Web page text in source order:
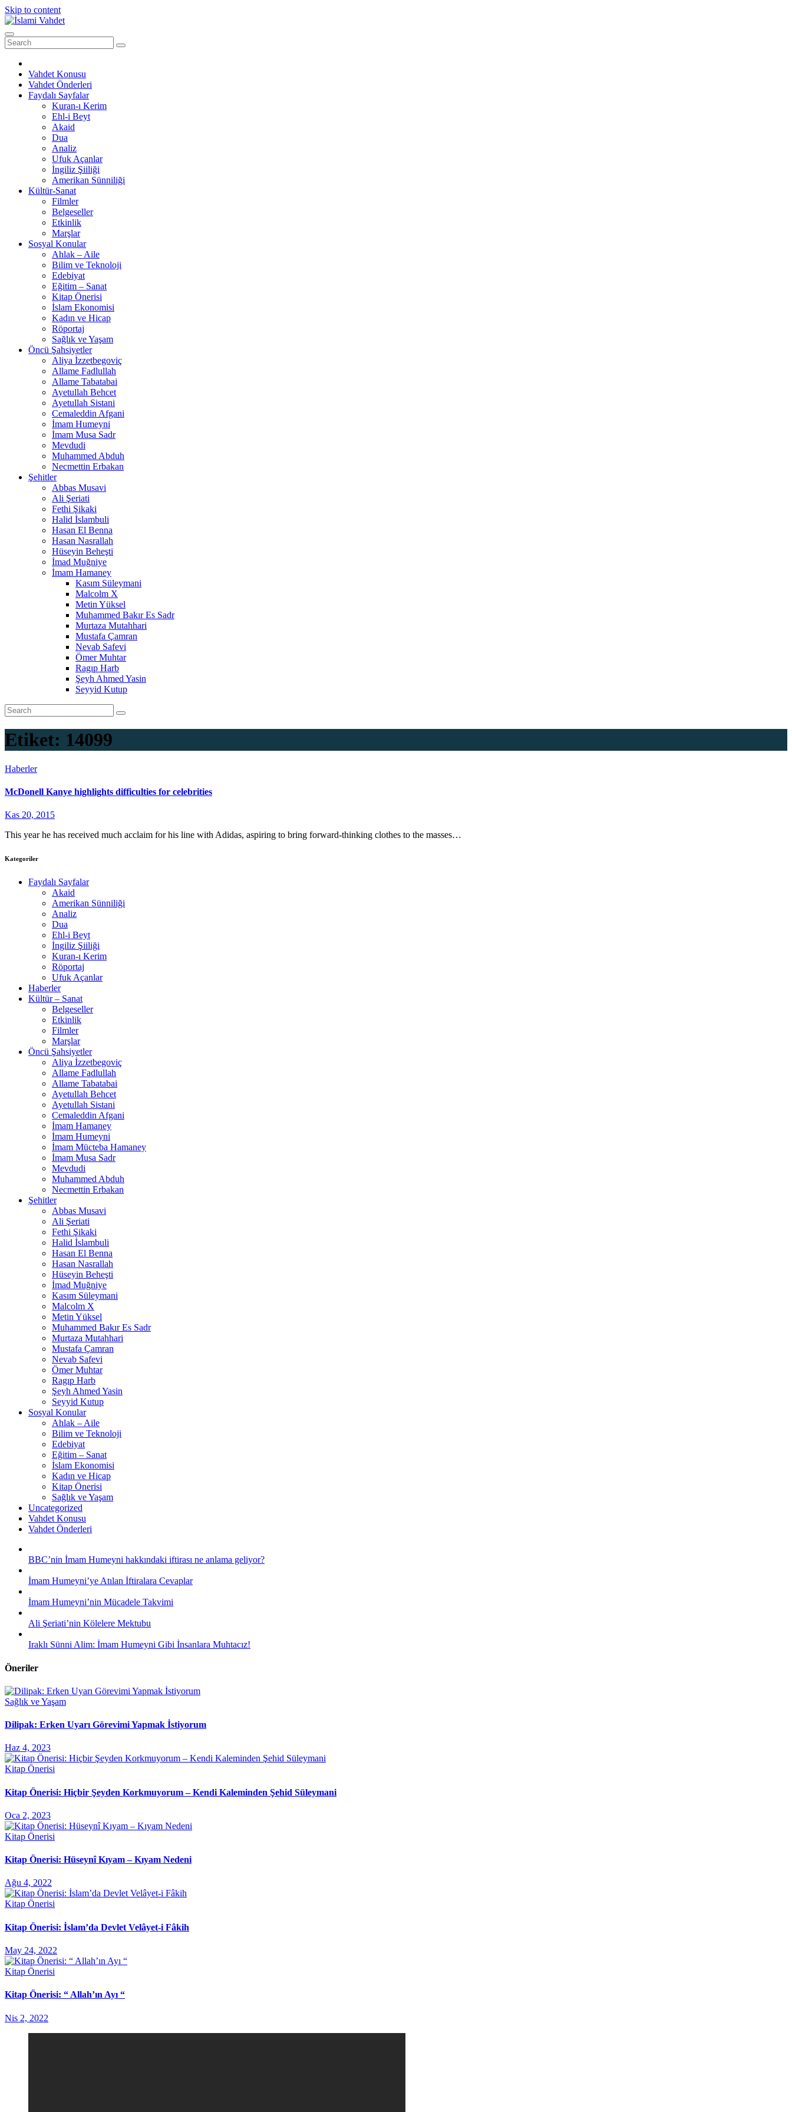
Skip to content
Vahdet Konusu
Vahdet Önderleri
Faydalı Sayfalar
Kuran-ı Kerim
Ehl-i Beyt
Akaid
Dua
Analiz
Ufuk Açanlar
İngiliz Şiiliği
Amerikan Sünniliği
Kültür-Sanat
Filmler
Belgeseller
Etkinlik
Marşlar
Sosyal Konular
Ahlak – Aile
Bilim ve Teknoloji
Edebiyat
Eğitim – Sanat
Kitap Önerisi
İslam Ekonomisi
Kadın ve Hicap
Röportaj
Sağlık ve Yaşam
Öncü Şahsiyetler
Aliya İzzetbegoviç
Allame Fadlullah
Allame Tabatabai
Ayetullah Behcet
Ayetullah Sistani
Cemaleddin Afgani
İmam Humeyni
İmam Musa Sadr
Mevdudi
Muhammed Abduh
Necmettin Erbakan
Şehitler
Abbas Musavi
Ali Şeriati
Fethi Şikaki
Halid İslambuli
Hasan El Benna
Hasan Nasrallah
Hüseyin Beheşti
İmad Muğniye
İmam Hamaney
Kasım Süleymani
Malcolm X
Metin Yüksel
Muhammed Bakır Es Sadr
Murtaza Mutahhari
Mustafa Çamran
Nevab Safevi
Ömer Muhtar
Ragıp Harb
Şeyh Ahmed Yasin
Seyyid Kutup
Etiket: 14099
Haberler
McDonell Kanye highlights difficulties for celebrities
Kas 20, 2015
This year he has received much acclaim for his line with Adidas, aspiring to bring forward-thinking clothes to the masses…
Kategoriler
Faydalı Sayfalar
Akaid
Amerikan Sünniliği
Analiz
Dua
Ehl-i Beyt
İngiliz Şiiliği
Kuran-ı Kerim
Röportaj
Ufuk Açanlar
Haberler
Kültür – Sanat
Belgeseller
Etkinlik
Filmler
Marşlar
Öncü Şahsiyetler
Aliya İzzetbegoviç
Allame Fadlullah
Allame Tabatabai
Ayetullah Behcet
Ayetullah Sistani
Cemaleddin Afgani
İmam Hamaney
İmam Humeyni
İmam Mücteba Hamaney
İmam Musa Sadr
Mevdudi
Muhammed Abduh
Necmettin Erbakan
Şehitler
Abbas Musavi
Ali Şeriati
Fethi Şikaki
Halid İslambuli
Hasan El Benna
Hasan Nasrallah
Hüseyin Beheşti
İmad Muğniye
Kasım Süleymani
Malcolm X
Metin Yüksel
Muhammed Bakır Es Sadr
Murtaza Mutahhari
Mustafa Çamran
Nevab Safevi
Ömer Muhtar
Ragıp Harb
Şeyh Ahmed Yasin
Seyyid Kutup
Sosyal Konular
Ahlak – Aile
Bilim ve Teknoloji
Edebiyat
Eğitim – Sanat
İslam Ekonomisi
Kadın ve Hicap
Kitap Önerisi
Sağlık ve Yaşam
Uncategorized
Vahdet Konusu
Vahdet Önderleri
BBC’nin İmam Humeyni hakkındaki iftirası ne anlama geliyor?
İmam Humeyni’ye Atılan İftiralara Cevaplar
İmam Humeyni’nin Mücadele Takvimi
Ali Şeriati’nin Kölelere Mektubu
Iraklı Sünni Alim: İmam Humeyni Gibi İnsanlara Muhtacız!
Öneriler
Sağlık ve Yaşam
Dilipak: Erken Uyarı Görevimi Yapmak İstiyorum
Haz 4, 2023
Kitap Önerisi
Kitap Önerisi: Hiçbir Şeyden Korkmuyorum – Kendi Kaleminden Şehid Süleymani
Oca 2, 2023
Kitap Önerisi
Kitap Önerisi: Hüseynî Kıyam – Kıyam Nedeni
Ağu 4, 2022
Kitap Önerisi
Kitap Önerisi: İslam’da Devlet Velâyet-i Fâkih
May 24, 2022
Kitap Önerisi
Kitap Önerisi: “ Allah’ın Ayı “
Nis 2, 2022